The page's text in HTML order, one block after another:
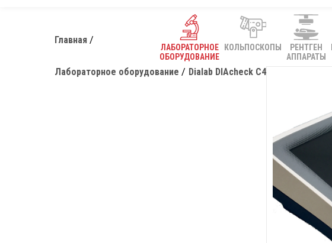
ЛАБОРАТОРНОЕ
ОБОРУДОВАНИЕ
КОЛЬПОСКОПЫ
РЕНТГЕН
АППАРАТЫ
Главная
Лабораторное оборудование Dialab DIAcheck C4